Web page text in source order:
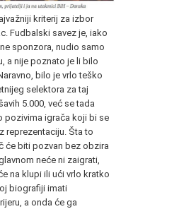
kriterij za izbor
Fudbalski savez je, iako
sponzora, nudio samo
a nije poznato je li bilo
bilo je vrlo teško
selektora za taj
5.000, već se tada
pozivima igrača koji bi se
reprezentaciju. Šta to
će biti pozvan bez obzira
neće ni zaigrati,
na klupi ili ući vrlo kratko
biografiji imati
a onda će ga